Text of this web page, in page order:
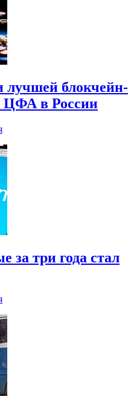
лучшей блокчейн-
ЦФА в России
за три года стал